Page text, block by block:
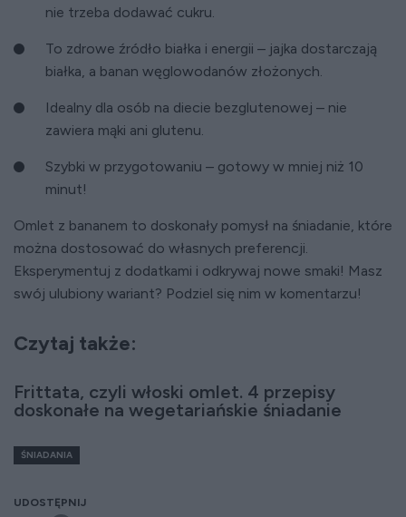
nie trzeba dodawać cukru.
To zdrowe źródło białka i energii – jajka dostarczają
białka, a banan węglowodanów złożonych.
Idealny dla osób na diecie bezglutenowej – nie
zawiera mąki ani glutenu.
Szybki w przygotowaniu – gotowy w mniej niż 10
minut!
Omlet z bananem to doskonały pomysł na śniadanie, które
można dostosować do własnych preferencji.
Eksperymentuj z dodatkami i odkrywaj nowe smaki! Masz
swój ulubiony wariant? Podziel się nim w komentarzu!
Czytaj także:
Frittata, czyli włoski omlet. 4 przepisy
doskonałe na wegetariańskie śniadanie
ŚNIADANIA
UDOSTĘPNIJ